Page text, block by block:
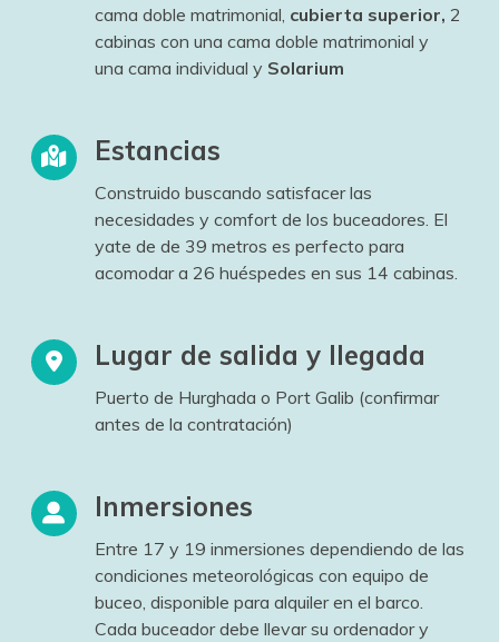
cama doble matrimonial, cubierta superior, 2
cabinas con una cama doble matrimonial y
una cama individual y Solarium
Estancias
Construido buscando satisfacer las
necesidades y comfort de los buceadores. El
yate de de 39 metros es perfecto para
acomodar a 26 huéspedes en sus 14 cabinas.
Lugar de salida y llegada
Puerto de Hurghada o Port Galib (confirmar
antes de la contratación)
Inmersiones
Entre 17 y 19 inmersiones dependiendo de las
condiciones meteorológicas con equipo de
buceo, disponible para alquiler en el barco.
Cada buceador debe llevar su ordenador y